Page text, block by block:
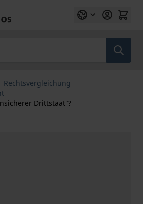
Rechtsvergleichung
Drittstaat"?